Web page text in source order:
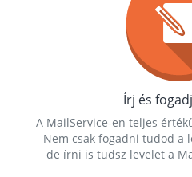
Írj és
A MailService-en teljes
Nem csak fogadni tudod a
de írni is tudsz levelet a